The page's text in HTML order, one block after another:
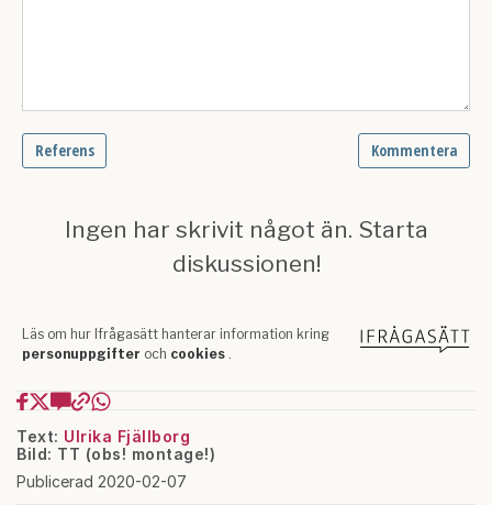
Text: Ulrika Fjällborg
Bild: TT (obs! montage!)
Publicerad 2020-02-07